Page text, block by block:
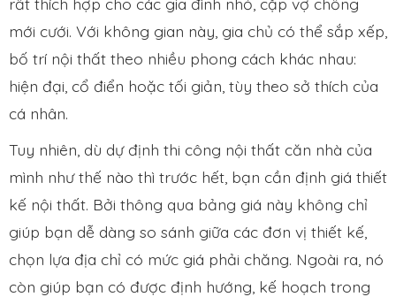
mới cưới. Với không gian này, gia chủ có thể sắp xếp,
bố trí nội thất theo nhiều phong cách khác nhau:
hiện đại, cổ điển hoặc tối giản, tùy theo sở thích của
cá nhân.
Tuy nhiên, dù dự định thi công nội thất căn nhà của
mình như thế nào thì trước hết, bạn cần định giá thiết
kế nội thất. Bởi thông qua bảng giá này không chỉ
giúp bạn dễ dàng so sánh giữa các đơn vị thiết kế,
chọn lựa địa chỉ có mức giá phải chăng. Ngoài ra, nó
còn giúp bạn có được định hướng, kế hoạch trong